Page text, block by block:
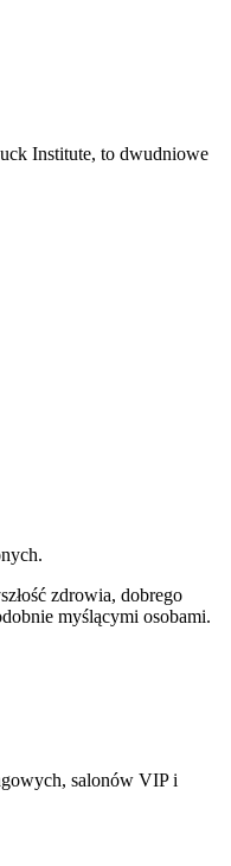
Institute, to dwudniowe
zdrowia, dobrego
myślącymi osobami.
salonów VIP i